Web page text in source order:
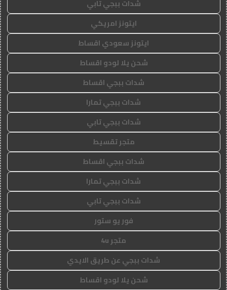
شدات ببجي تابي
ايتونز امريكي
ايتونز سعودي اقساط
شحن يلا لودو اقساط
شدات ببجي اقساط
شدات ببجي تمارا
شدات ببجي تابي
متجر تقسيط
شدات ببجي اقساط
شدات ببجي تمارا
شدات ببجي تابي
فور يو ستور
متجر 4u
شدات ببجي عن طريق الايدي
شحن يلا لودو اقساط